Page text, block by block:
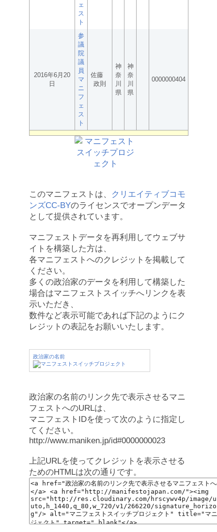
ェ
ス
ト
2016年6月20
日
参
議
院
議
員
マ
ニ
フ
ェ
ス
ト
佐藤
政則
神
奈
川
県
神
奈
川
県
0000000404
このマニフェストは、
クリエイティブコモ
ンズCC-BYのライセンスでオープンデータ
として提供されています。
マニフェストデータを再利用してウェブサ
イトを構築した方は、
各マニフェストへのクレジットを掲載して
ください。
多くの政治家のデータを利用して構築した
場合はマニフェストスイッチへリンクを表
示いただき、
数件など表示可能であれば下記のようにク
レジットの表記をお願いいたします。
政治家の名前
政治家の名前のリンク先で表示させるマニ
フェストへのURLは、
マニフェストIDを使って次のように指定し
てください。
http://www.maniken.jp/id#0000000023
上記URLを使ってクレジットを表示させる
ためのHTMLは次の通りです。